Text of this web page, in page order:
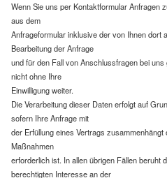
Wenn Sie uns per Kontaktformular Anfragen
aus dem
Anfrageformular inklusive der von Ihnen dort
Bearbeitung der Anfrage
und für den Fall von Anschlussfragen bei
nicht ohne Ihre
Einwilligung weiter.
Die Verarbeitung dieser Daten erfolgt auf
sofern Ihre Anfrage mit
der Erfüllung eines Vertrags
Maßnahmen
erforderlich ist. In allen übrigen Fällen beruht
berechtigten Interesse an der